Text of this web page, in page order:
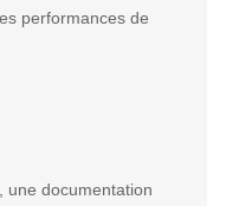
performances de
une documentation